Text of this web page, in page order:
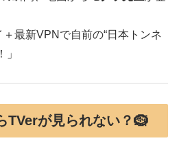
＋最新VPNで自前の“日本トンネ
TVerが見られない？🪹